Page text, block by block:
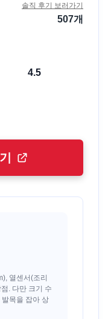
솔직 후기 보러가기
507개
4.5
열센서(조리
. 다만 크기 수
목을 잡아 상